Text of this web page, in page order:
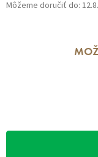
Môžeme doručiť do: